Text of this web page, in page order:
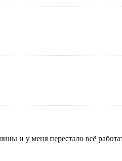
и у меня перестало всё